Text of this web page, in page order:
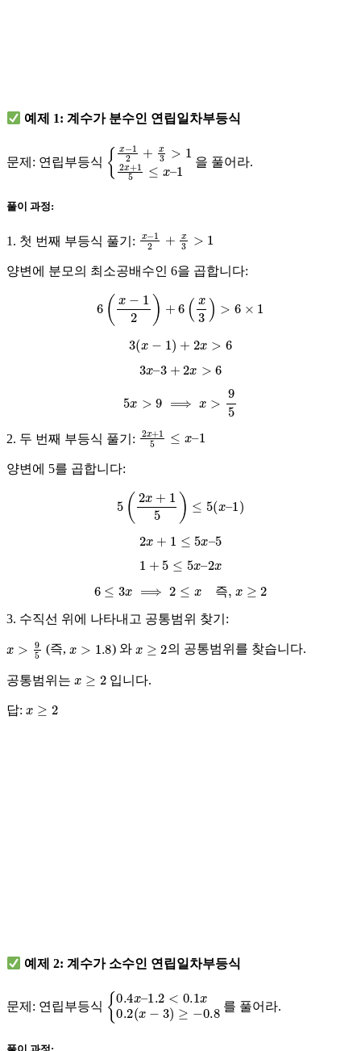
예제 1: 계수가 분수인 연립일차부등식
문제: 연립부등식 { x−12 +x 3 >1 2x +1 5≤ x –
1 을 풀어라.
풀이 과정:
1. 첫 번째 부등식 풀기: x−1 + x3
양변에 분모의 최소공배수인 6을 곱합니다:
6 − 12 x 3) >
3 − 1 + 2x> 6
3 x– 3 +2x >6
2. 두 번째 부등식 풀기: 2x+1 ≤ 1
양변에 5를 곱합니다:
5 (2x + 15)
2 x 1 ≤5 x–5
1 5 ≤5 x–2 x
즉
6≤ ⟹2 ≤x 즉, x≥
3. 수직선 위에 나타내고 공통범위 찾기:
5 (즉, 1.8 ) 와 ≥2 의 공통범위를 찾습니다.
공통범위는 ≥2 입니다.
답: ≥2
예제 2: 계수가 소수인 연립일차부등식
문제: 연립부등식 {0.4x–
1.2<0.1x0.2( x−3) 0.8
를 풀어라.